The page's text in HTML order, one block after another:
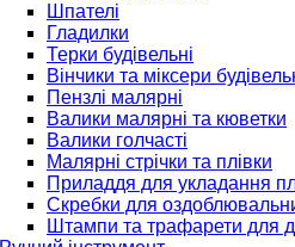
Шпателі
Гладилки
Терки будівельні
Вінчики та міксери
Пензлі малярні
Валики малярні та кюветки
Валики голчасті
Малярні стрічки та плівки
Приладдя для укладання
Скребки для
Штампи та трафарети для